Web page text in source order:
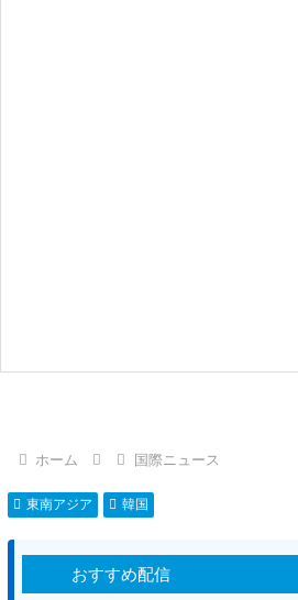
ホーム 国際ニュース
東南アジア 韓国
おすすめ配信